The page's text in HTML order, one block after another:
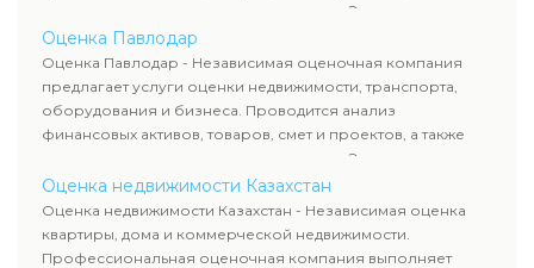
оценка животных и недропользования. Эксперты
определяют рыночную стоимость имущества и
рассчитывают ущерб. Все отчеты соответствуют
требованиям законодательства и используются для
сделок, кредитования и судебных процессов.
Оценка Павлодар
Оценка Павлодар - Независимая оценочная компания
предлагает услуги оценки недвижимости, транспорта,
оборудования и бизнеса. Проводится анализ
финансовых активов, товаров, смет и проектов, а также
оценка животных и недропользования. Эксперты
определяют рыночную стоимость имущества и
рассчитывают ущерб. Все отчеты соответствуют
требованиям законодательства и используются для
сделок, кредитования и судебных процессов.
Оценка недвижимости Казахстан
Оценка недвижимости Казахстан - Независимая оценка
квартиры, дома и коммерческой недвижимости.
Профессиональная оценочная компания выполняет